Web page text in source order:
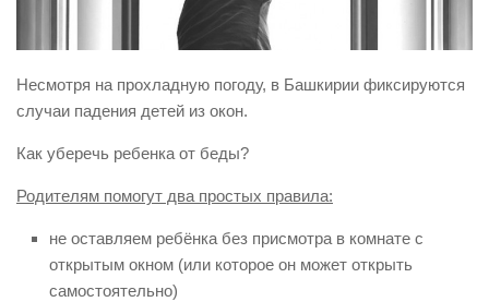
Виды деятельности
Оказание платных образовательных услуг
Уголок гражданской обороны
Пресс-центр
Несмотря на прохладную погоду, в Башкирии фиксируются
случаи падения детей из окон.
Как уберечь ребенка от беды?
Родителям помогут два простых правила:
не оставляем ребёнка без присмотра в комнате с
открытым окном (или которое он может открыть
самостоятельно)